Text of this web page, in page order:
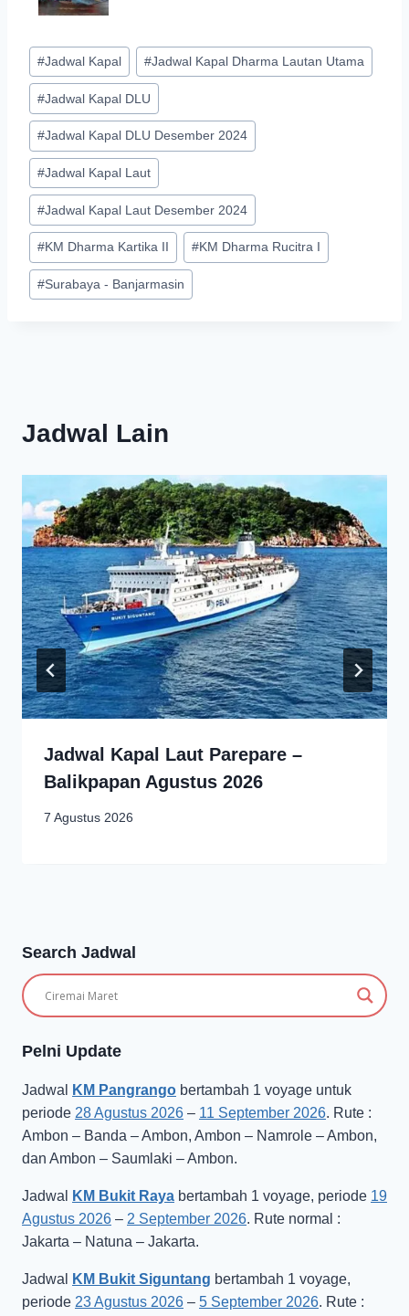
Post
Tags:
#Jadwal Kapal #Jadwal Kapal Dharma Lautan Utama
#Jadwal Kapal DLU
#Jadwal Kapal DLU Desember 2024
#Jadwal Kapal Laut
#Jadwal Kapal Laut Desember 2024
#KM Dharma Kartika II #KM Dharma Rucitra I
#Surabaya - Banjarmasin
Jadwal Lain
Jadwal Kapal Laut Parepare –
Balikpapan Agustus 2026
7 Agustus 2026
Search Jadwal
Pelni Update
Jadwal KM Pangrango bertambah 1 voyage untuk
periode 28 Agustus 2026 – 11 September 2026. Rute :
Ambon – Banda – Ambon, Ambon – Namrole – Ambon,
dan Ambon – Saumlaki – Ambon.
Jadwal KM Bukit Raya bertambah 1 voyage, periode 19
Agustus 2026 – 2 September 2026. Rute normal :
Jakarta – Natuna – Jakarta.
Jadwal KM Bukit Siguntang bertambah 1 voyage,
periode 23 Agustus 2026 – 5 September 2026. Rute :